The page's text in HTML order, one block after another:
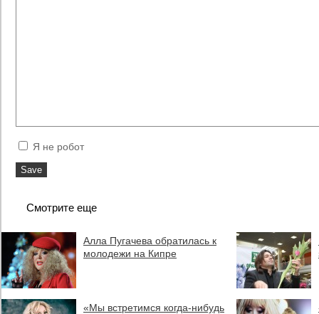
Я не робот
Смотрите еще
Алла Пугачева обратилась к
молодежи на Кипре
«Мы встретимся когда-нибудь